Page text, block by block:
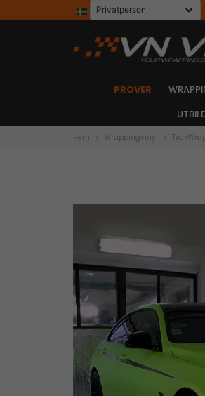
PROVER
Hem Wrappingvinyl